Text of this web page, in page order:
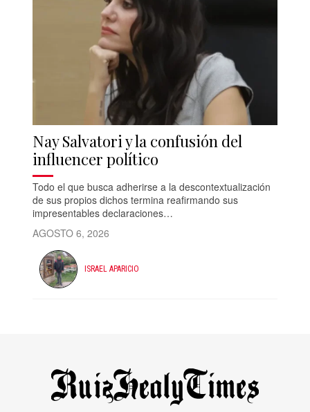
Nay Salvatori y la confusión del
influencer político
Todo el que busca adherirse a la descontextualización
de sus propios dichos termina reafirmando sus
impresentables declaraciones…
AGOSTO 6, 2026
ISRAEL APARICIO